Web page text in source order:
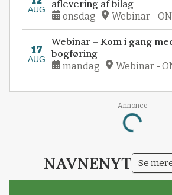
AUG
aflevering af bilag
onsdag Webinar -
17
AUG
Webinar – Kom i gang
bogføring
mandag Webinar -
Annonce
Loading...
NAVNENYT Se